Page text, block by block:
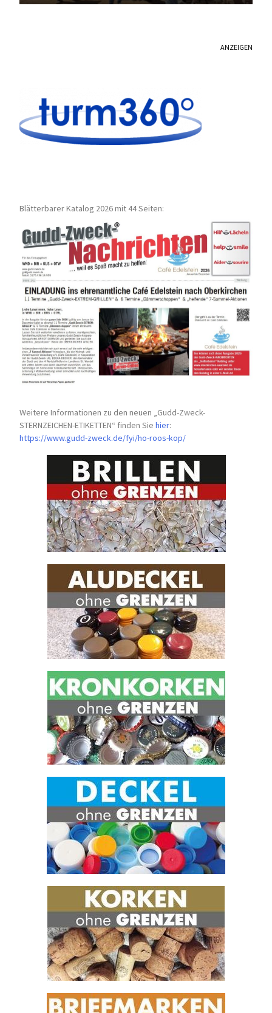
ANZEIGEN
Blätterbarer Katalog 2026 mit 44 Seiten:
Weitere Informationen zu den neuen „Gudd-Zweck-
STERNZEICHEN-ETIKETTEN“ finden Siehier:
https://www.gudd-zweck.de/fyi/ho-roos-kop/